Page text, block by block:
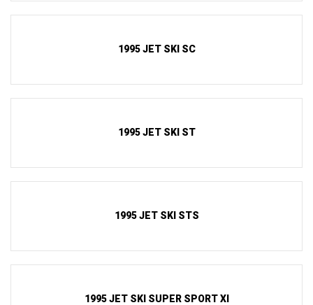
1995 JET SKI SC
1995 JET SKI ST
1995 JET SKI STS
1995 JET SKI SUPER SPORT XI